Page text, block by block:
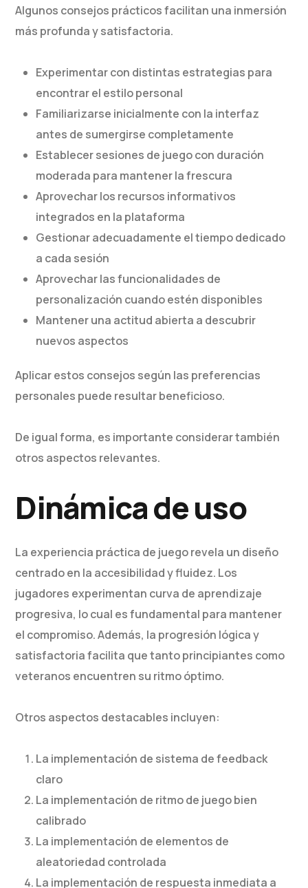
Algunos consejos prácticos facilitan una inmersión
más profunda y satisfactoria.
Experimentar con distintas estrategias para
encontrar el estilo personal
Familiarizarse inicialmente con la interfaz
antes de sumergirse completamente
Establecer sesiones de juego con duración
moderada para mantener la frescura
Aprovechar los recursos informativos
integrados en la plataforma
Gestionar adecuadamente el tiempo dedicado
a cada sesión
Aprovechar las funcionalidades de
personalización cuando estén disponibles
Mantener una actitud abierta a descubrir
nuevos aspectos
Aplicar estos consejos según las preferencias
personales puede resultar beneficioso.
De igual forma, es importante considerar también
otros aspectos relevantes.
Dinámica de uso
La experiencia práctica de juego revela un diseño
centrado en la accesibilidad y fluidez. Los
jugadores experimentan curva de aprendizaje
progresiva, lo cual es fundamental para mantener
el compromiso. Además, la progresión lógica y
satisfactoria facilita que tanto principiantes como
veteranos encuentren su ritmo óptimo.
Otros aspectos destacables incluyen:
La implementación de sistema de feedback
claro
La implementación de ritmo de juego bien
calibrado
La implementación de elementos de
aleatoriedad controlada
La implementación de respuesta inmediata a